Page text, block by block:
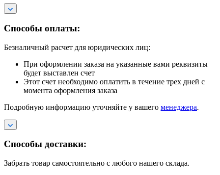
Способы оплаты:
Безналичный расчет для юридических лиц:
При оформлении заказа на указанные вами реквизиты
будет выставлен счет
Этот счет необходимо оплатить в течение трех дней с
момента оформления заказа
Подробную информацию уточняйте у вашего менеджера.
Способы доставки:
Забрать товар самостоятельно с любого нашего склада.